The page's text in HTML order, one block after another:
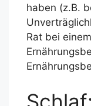
haben (z.B.
Rat bei